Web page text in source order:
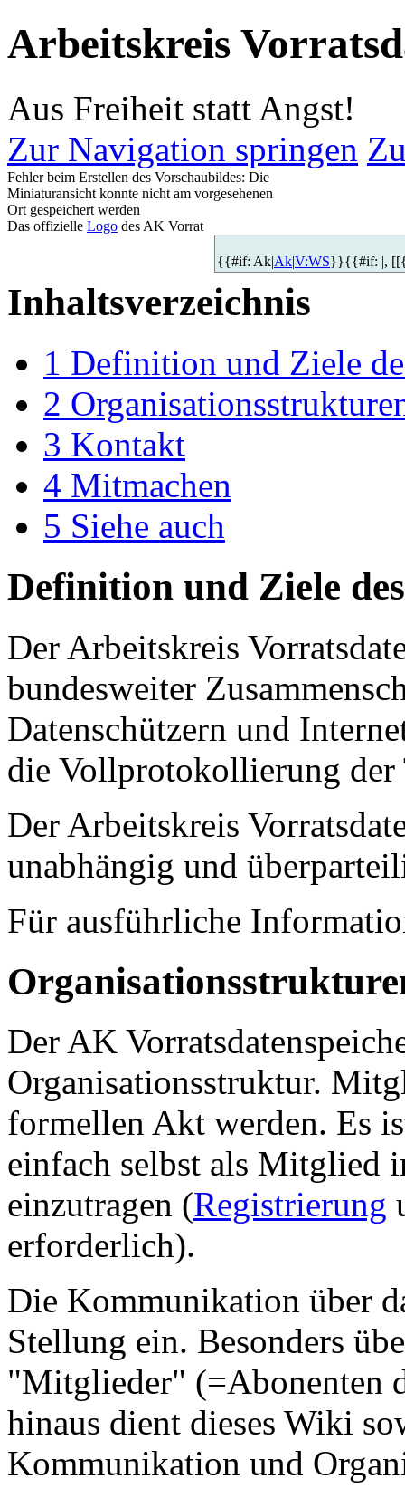
Arbeitskreis
Aus Freiheit statt Angst!
Zur Navigation springen
Fehler beim Erstellen des Vorschaubildes: Die
Miniaturansicht konnte nicht am vorgesehenen
Ort gespeichert werden
Das offizielle Logo des AK Vorrat
{{#if: Ak|Ak|V:WS}}{{#if: |,
Inhaltsverzeichnis
1 Definition und Ziele
2
3 Kontakt
4 Mitmachen
5 Siehe auch
Definition und Ziele
Der Arbeitskreis
bundesweiter
Datenschützern und
die Vollprotokollierung
Der Arbeitskreis
unabhängig und
Für ausführliche
Der AK
Organisationsstruktur.
formellen Akt werden. Es
einfach selbst als Mitglied
einzutragen (Registrierung
erforderlich).
Die Kommunikation über
Stellung ein. Besonders
"Mitglieder" (=Abonenten
hinaus dient dieses Wiki
Kommunikation und